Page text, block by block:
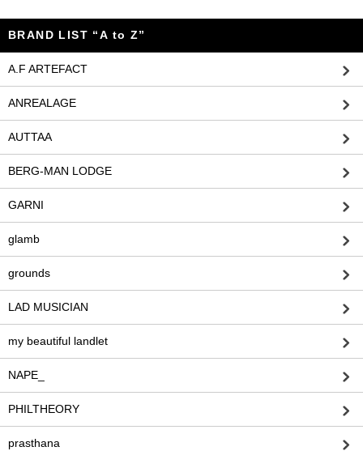
BRAND LIST “A to Z”
A.F ARTEFACT
ANREALAGE
AUTTAA
BERG-MAN LODGE
GARNI
glamb
grounds
LAD MUSICIAN
my beautiful landlet
NAPE_
PHILTHEORY
prasthana